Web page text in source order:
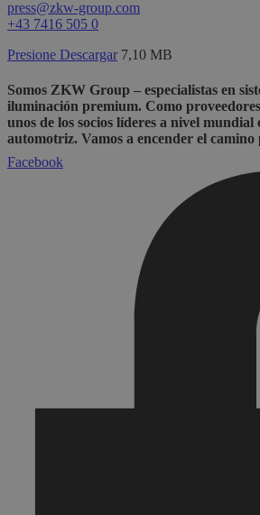
press@zkw-group.com
+43 7416 505 0
Presione Descargar 7,10 MB
Somos ZKW Group – especialistas en
iluminación premium. Como proveedores
unos de los socios líderes a nivel
automotriz. Vamos a encender el
Facebook